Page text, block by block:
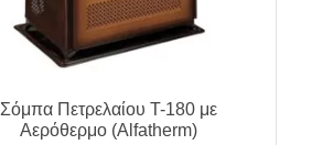
Σόμπα Πετρελαίου T-180 με
Αερόθερμο (Alfatherm)